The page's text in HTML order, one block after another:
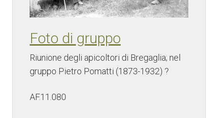
Foto di gruppo
Riunione degli apicoltori di Bregaglia; nel
gruppo Pietro Pomatti (1873-1932) ?
AF.11.080